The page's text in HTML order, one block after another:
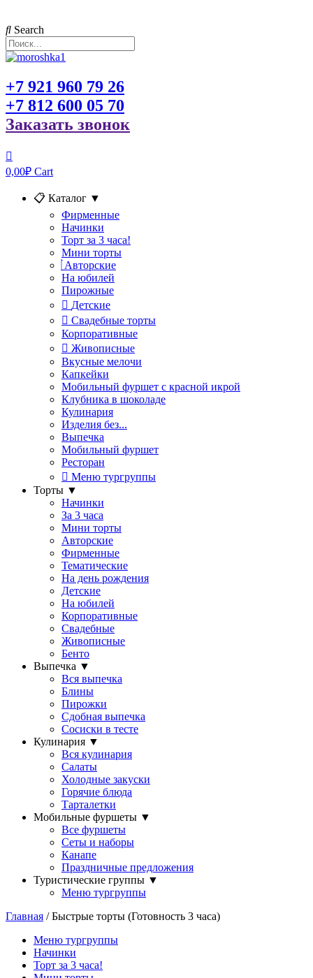
Search
+7 921 960 79 26
+7 812 600 05 70
Заказать звонок
0,00₽ Cart
📋 Каталог ▼
Фирменные
Начинки
Торт за 3 часа!
Мини торты
Авторские
На юбилей
Пирожные
Детские
Свадебные торты
Корпоративные
Живописные
Вкусные мелочи
Капкейки
Мобильный фуршет с красной икрой
Клубника в шоколаде
Кулинария
Изделия без...
Выпечка
Мобильный фуршет
Ресторан
Меню тургруппы
Торты ▼
Начинки
За 3 часа
Мини торты
Авторские
Фирменные
Тематические
На день рождения
Детские
На юбилей
Корпоративные
Свадебные
Живописные
Бенто
Выпечка ▼
Вся выпечка
Блины
Пирожки
Сдобная выпечка
Сосиски в тесте
Кулинария ▼
Вся кулинария
Салаты
Холодные закуски
Горячие блюда
Тарталетки
Мобильные фуршеты ▼
Все фуршеты
Сеты и наборы
Канапе
Праздничные предложения
Туристические группы ▼
Меню тургруппы
Главная / Быстрые торты (Готовность 3 часа)
Меню тургруппы
Начинки
Торт за 3 часа!